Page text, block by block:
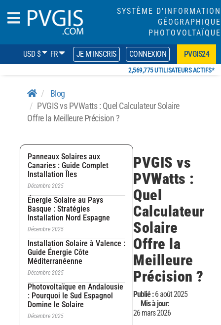
SYSTÈME D'INFORMATION
GÉOGRAPHIQUE
PHOTOVOLTAÏQUE
USD $ FR JE M'INSCRIS CONNEXION PVGIS24
2,569,775 UTILISATEURS ACTIFS*
Blog
PVGIS vs PVWatts : Quel Calculateur Solaire
Offre la Meilleure Précision ?
Panneaux Solaires aux
Canaries : Guide Complet
Installation Îles
Décembre 2025
Énergie Solaire au Pays
Basque : Stratégies
Installation Nord Espagne
Décembre 2025
Installation Solaire à Valence :
Guide Énergie Côte
Méditerranéenne
Décembre 2025
Photovoltaïque en Andalousie
: Pourquoi le Sud Espagnol
Domine le Solaire
Décembre 2025
PVGIS vs
PVWatts :
Quel
Calculateur
Solaire
Offre la
Meilleure
Précision ?
Publié : 6 août 2025
Mis à jour:
26 mars 2026